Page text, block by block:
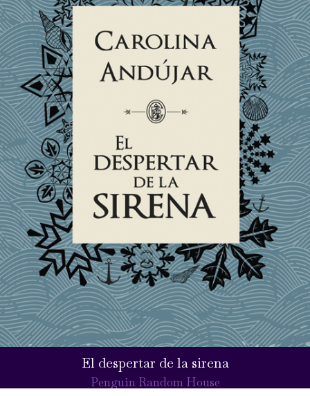
El despertar de la sirena
Penguin Random House